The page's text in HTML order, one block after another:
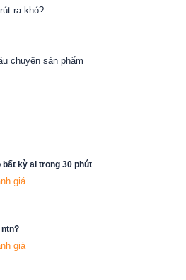
ra khó?
chuyện sản phẩm
kỳ ai trong 30 phút
giá
ntn?
giá